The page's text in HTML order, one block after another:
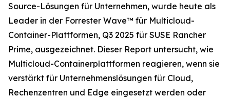
Source-Lösungen für Unternehmen, wurde heute als
Leader in der Forrester Wave™ für Multicloud-
Container-Plattformen, Q3 2025 für SUSE Rancher
Prime, ausgezeichnet. Dieser Report untersucht, wie
Multicloud-Containerplattformen reagieren, wenn sie
verstärkt für Unternehmenslösungen für Cloud,
Rechenzentren und Edge eingesetzt werden oder